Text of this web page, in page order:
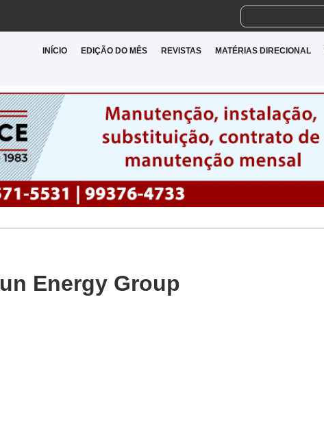
INÍCIO EDIÇÃO DO MÊS REVISTAS MATÉRIAS DIRECIONAL
Energy Group